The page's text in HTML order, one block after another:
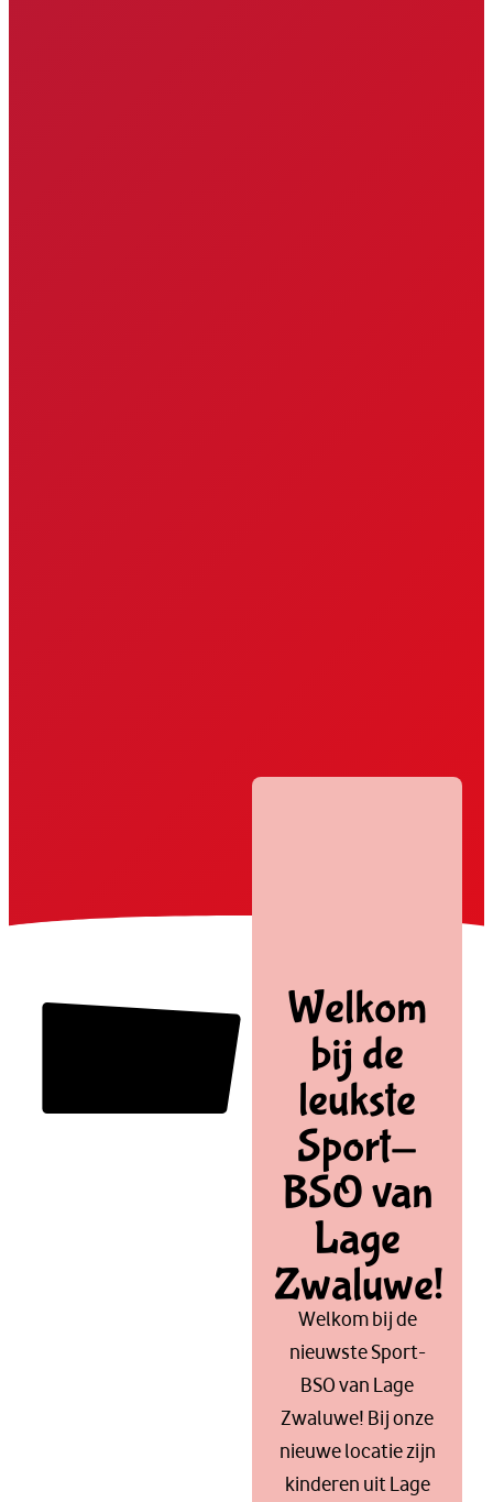
Welkom
bij de
leukste
Sport-
BSO van
Lage
Zwaluwe!
Welkom bij de
nieuwste Sport-
BSO van Lage
Zwaluwe! Bij onze
nieuwe locatie zijn
kinderen uit Lage